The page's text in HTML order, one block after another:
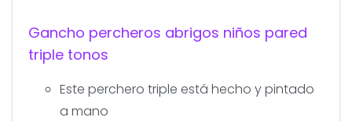
Gancho percheros abrigos niños pared
triple tonos
Este perchero triple está hecho y pintado
a mano